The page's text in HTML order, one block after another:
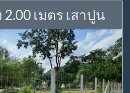
เมตร เสาปูน